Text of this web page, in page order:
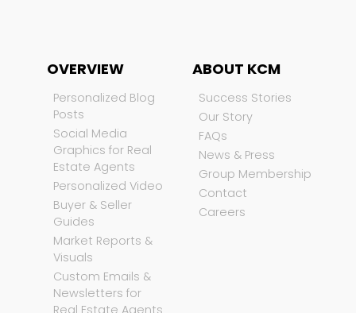
OVERVIEW
Personalized Blog
Posts
Social Media
Graphics for Real
Estate Agents
Personalized Video
Buyer & Seller
Guides
Market Reports &
Visuals
Custom Emails &
Newsletters for
Real Estate Agents
ABOUT KCM
Success Stories
Our Story
FAQs
News & Press
Group Membership
Contact
Careers